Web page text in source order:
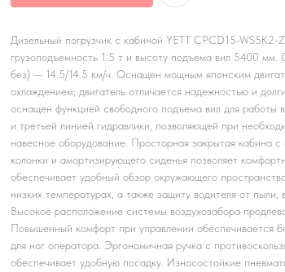
Дизельный погрузчик с кабиной YETT CPCD15-
грузоподъемность 1.5 т и высоту подъема вил 5400 мм.
без) — 14.5/14.5 км/ч. Оснащен мощным японским
охлаждением; двигатель отличается надежностью и
оснащен функцией свободного подъема вил для работы
и третьей линией гидравлики, позволяющей при
навесное оборудование. Просторная закрытая кабина с
колонки и амортизирующего сиденья позволяет
обеспечивает удобный обзор окружающего
низких температурах, а также защиту водителя от пыли,
Высокое расположение системы воздухозабора
Повышенный комфорт при управлении обеспечивается
для ног оператора. Эргономичная ручка с
обеспечивает удобную посадку. Износостойкие